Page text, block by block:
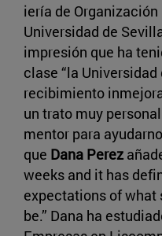
iería de
Universidad de
impresión que ha
clase “la
recibimiento
un trato muy
mentor para
que Dana Perez
weeks and it has
expectations of what
be.” Dana ha